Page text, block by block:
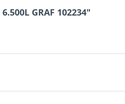
GRAF 102234"